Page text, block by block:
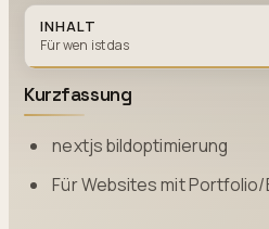
INHALT
Für wen ist das
Kurzfassung
nextjs bildoptimierung
Für Websites mit Portfolio/